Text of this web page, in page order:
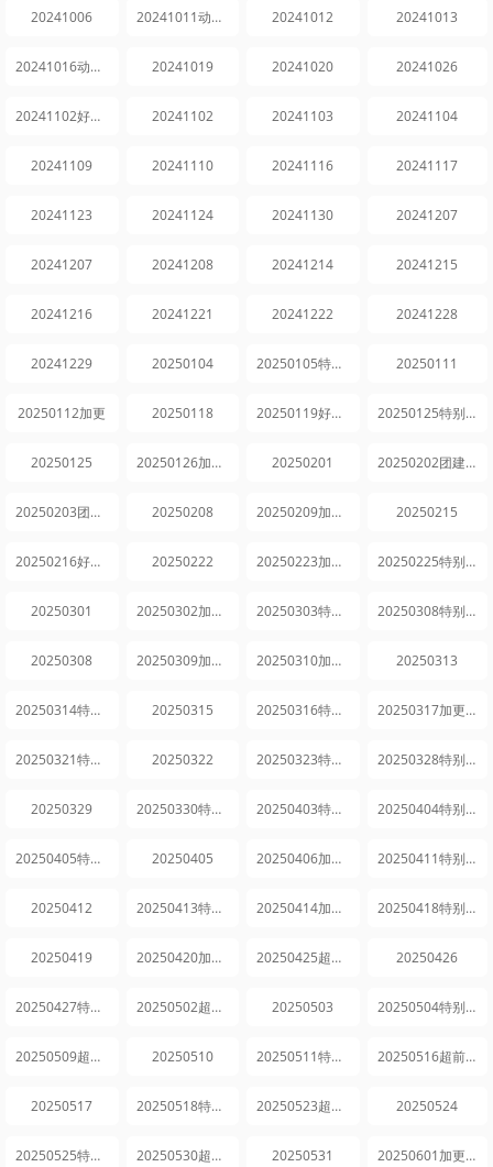
20241006 20241011动感地带芒果卡竖屏直拍 20241012 20241013
20241016动感地带芒果卡竖屏直拍 20241019 20241020 20241026
20241102好六看好剧 20241102 20241103 20241104
20241109 20241110 20241116 20241117
20241123 20241124 20241130 20241207
20241207 20241208 20241214 20241215
20241216 20241221 20241222 20241228
20241229 20250104 20250105特别企划 20250111
20250112加更 20250118 20250119好六看好剧 20250125特别企划
20250125 20250126加更版 20250201 20250202团建企划
20250203团建企划 20250208 20250209加更版 20250215
20250216好六看好剧 20250222 20250223加更版 20250225特别企划
20250301 20250302加更版 20250303特别企划 20250308特别企划
20250308 20250309加更版 20250310加更版 20250313
20250314特别企划 20250315 20250316特别企划 20250317加更版
20250321特别企划 20250322 20250323特别企划 20250328特别企划
20250329 20250330特别企划 20250403特别企划 20250404特别企划
20250405特别企划 20250405 20250406加更版 20250411特别企划
20250412 20250413特别企划 20250414加更版 20250418特别企划
20250419 20250420加更中 20250425超前探班 20250426
20250427特别企划 20250502超前探班 20250503 20250504特别企划
20250509超前探班 20250510 20250511特别企划 20250516超前探班
20250517 20250518特别企划 20250523超前探班 20250524
20250525特别企划 20250530超前探班 20250531 20250601加更版